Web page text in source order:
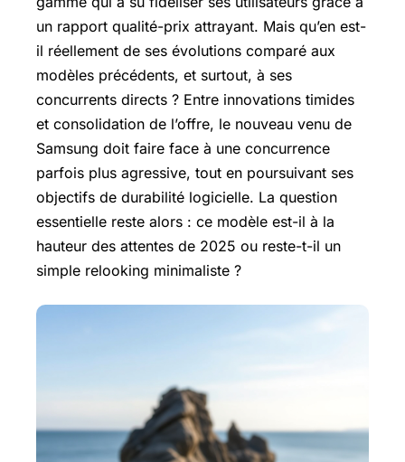
un rapport qualité-prix attrayant. Mais qu’en est-
il réellement de ses évolutions comparé aux
modèles précédents, et surtout, à ses
concurrents directs ? Entre innovations timides
et consolidation de l’offre, le nouveau venu de
Samsung doit faire face à une concurrence
parfois plus agressive, tout en poursuivant ses
objectifs de durabilité logicielle. La question
essentielle reste alors : ce modèle est-il à la
hauteur des attentes de 2025 ou reste-t-il un
simple relooking minimaliste ?